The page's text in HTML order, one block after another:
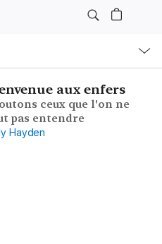
aux enfers
ceux que l'on ne
pas entendre
Hayden